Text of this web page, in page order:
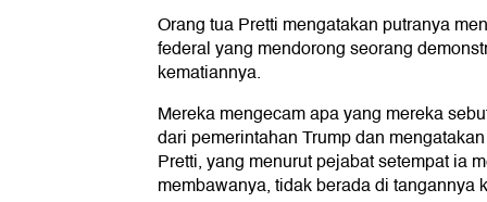
Orang tua Pretti mengatakan putranya
federal yang mendorong seorang
kematiannya.
Mereka mengecam apa yang mereka
dari pemerintahan Trump dan
Pretti, yang menurut pejabat setempat ia
membawanya, tidak berada di tangannya